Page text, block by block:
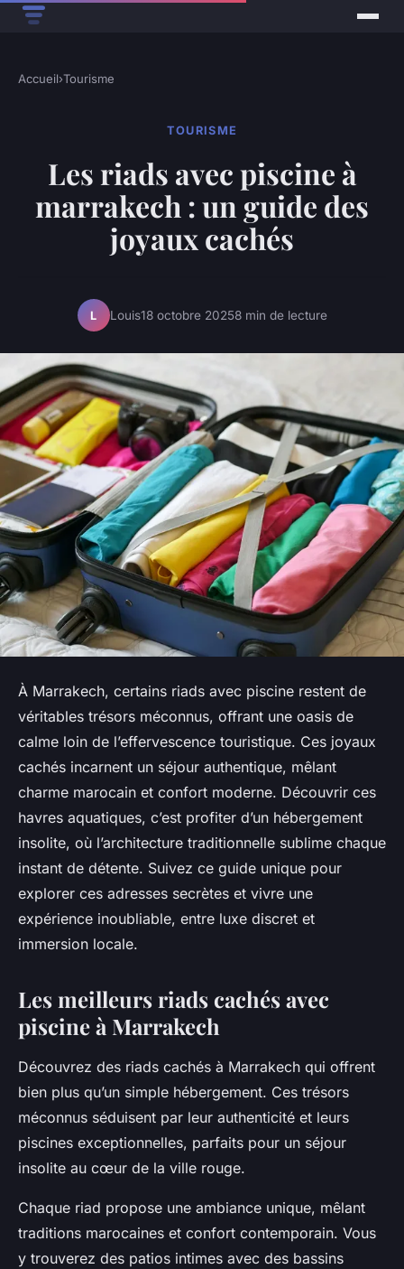
Accueil›Tourisme
TOURISME
Les riads avec piscine à
marrakech : un guide des
joyaux cachés
L Louis18 octobre 20258 min de lecture
À Marrakech, certains riads avec piscine restent de
véritables trésors méconnus, offrant une oasis de
calme loin de l’effervescence touristique. Ces joyaux
cachés incarnent un séjour authentique, mêlant
charme marocain et confort moderne. Découvrir ces
havres aquatiques, c’est profiter d’un hébergement
insolite, où l’architecture traditionnelle sublime chaque
instant de détente. Suivez ce guide unique pour
explorer ces adresses secrètes et vivre une
expérience inoubliable, entre luxe discret et
immersion locale.
Les meilleurs riads cachés avec
piscine à Marrakech
Découvrez des riads cachés à Marrakech qui offrent
bien plus qu’un simple hébergement. Ces trésors
méconnus séduisent par leur authenticité et leurs
piscines exceptionnelles, parfaits pour un séjour
insolite au cœur de la ville rouge.
Chaque riad propose une ambiance unique, mêlant
traditions marocaines et confort contemporain. Vous
y trouverez des patios intimes avec des bassins